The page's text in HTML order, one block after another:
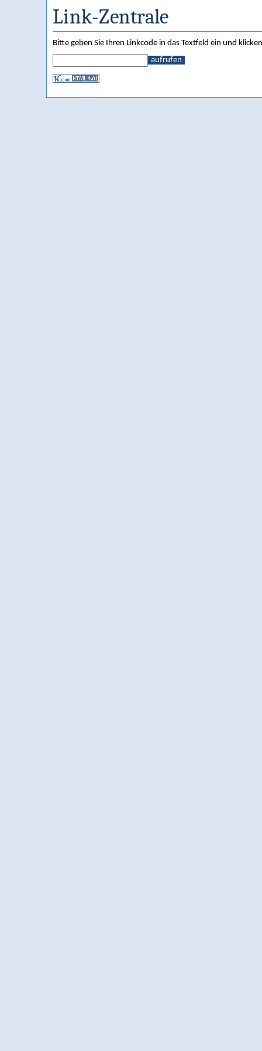
Link-Zentrale
Bitte geben Sie Ihren Linkcode in das Textfeld ein und
aufrufen